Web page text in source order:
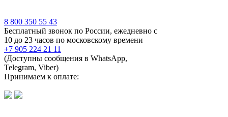
8 800 350 55 43
Бесплатный звонок по России, ежедневно с
10 до 23 часов по московскому времени
+7 905 224 21 11
(Доступны сообщения в WhatsApp,
Telegram, Viber)
Принимаем к оплате: